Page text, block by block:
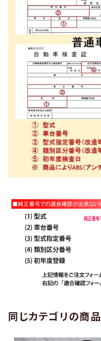
同じカテゴリの商品